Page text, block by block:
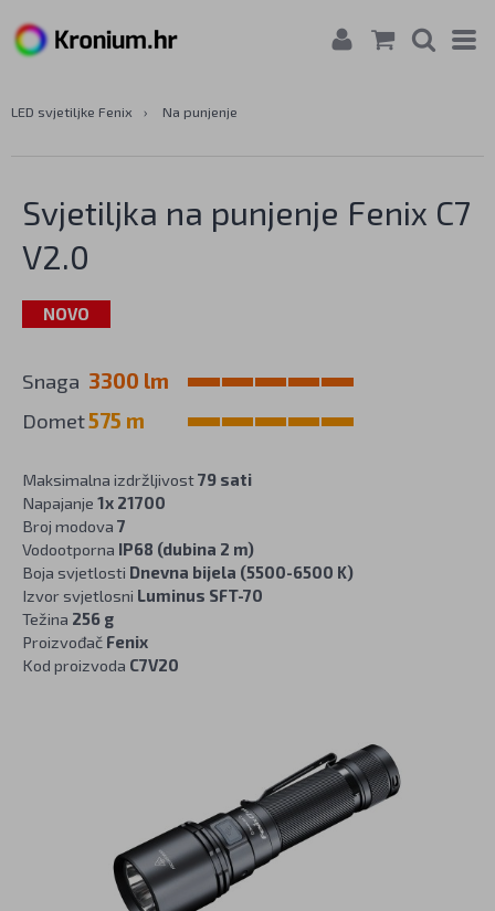
LED svjetiljke Fenix › Na punjenje
Svjetiljka na punjenje Fenix C7
V2.0
NOVO
Snaga 3300 lm
Domet575 m
Maksimalna izdržljivost79 sati
Napajanje 1x 21700
Broj modova 7
Vodootporna IP68 (dubina 2 m)
Boja svjetlosti Dnevna bijela (5500-6500 K)
Izvor svjetlosni Luminus SFT-70
Težina 256 g
Proizvođač Fenix
Kod proizvoda C7V20